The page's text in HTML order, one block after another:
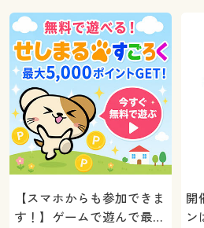
【スマホからも参加できま
す！】ゲームで遊んで最大
開
ン